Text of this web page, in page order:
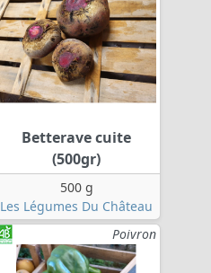
Betterave cuite
(500gr)
500 g
Les Légumes Du Château
Poivron